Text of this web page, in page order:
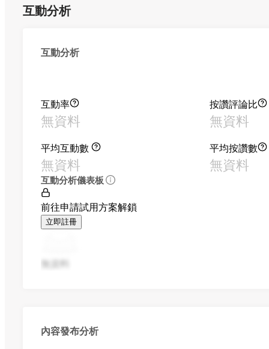
互動分析
互動分析
互動率
無資料
按讚評論比
無資料
平均互動數
無資料
平均按讚數
無資料
互動分析儀表板
前往申請試用方案解鎖
立即註冊
無資料
內容發布分析